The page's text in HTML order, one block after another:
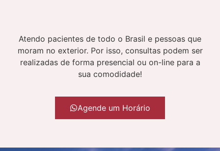
Atendo pacientes de todo o Brasil e pessoas que
moram no exterior. Por isso, consultas podem ser
realizadas de forma presencial ou on-line para a
sua comodidade!
Agende um Horário